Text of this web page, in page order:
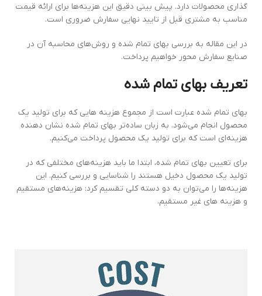
گذاری محصولات دارد. پیش‌ بینی دقیق این هزینه‌ها برای ارائه قیمت
مناسب به مشتری قبل از تایید نهایی سفارش ضروری است.
در این مقاله به بررسی بهای تمام ‌شده و روش‌های محاسبه آن در
صنایع سفارش‌ محور خواهیم پرداخت.
تعریف بهای تمام‌ شده
بهای تمام شده عبارت است از مجموع هزینه هایی که برای تولید یک
محصول انجام می‌شود. به زبان ساده‌تر بهای تمام‌ شده نشان‌ دهنده
هزینه‌ای است که برای تولید یک محصول پرداخت می‌کنیم.
برای تعیین بهای تمام‌ شده، ابتدا ما باید هزینه‌های مختلفی که در
تولید یک محصول دخیل هستند را شناسایی و بررسی کنیم. این
هزینه‌ها را می‌توان به دو دسته کلی تقسیم کرد: هزینه‌های مستقیم
و هزینه های غیر مستقیم.